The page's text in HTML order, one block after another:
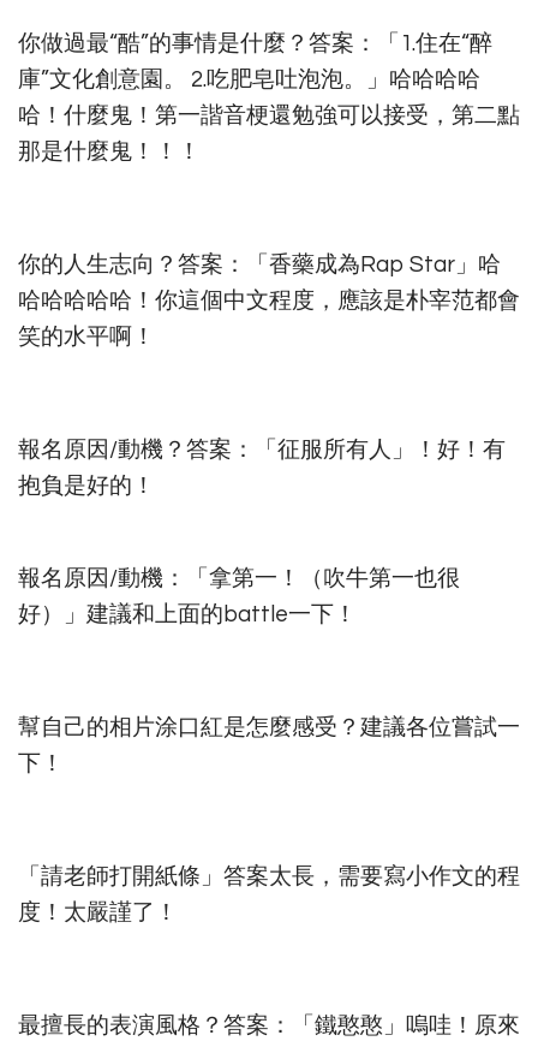
你做過最“酷”的事情是什麼？答案：「1.住在“醉
庫”文化創意園。 2.吃肥皂吐泡泡。」哈哈哈哈
哈！什麼鬼！第一諧音梗還勉強可以接受，第二點
那是什麼鬼！！！
你的人生志向？答案：「香藥成為Rap Star」哈
哈哈哈哈哈！你這個中文程度，應該是朴宰范都會
笑的水平啊！
報名原因/動機？答案：「征服所有人」！好！有
抱負是好的！
報名原因/動機：「拿第一！（吹牛第一也很
好）」建議和上面的battle一下！
幫自己的相片涂口紅是怎麼感受？建議各位嘗試一
下！
「請老師打開紙條」答案太長，需要寫小作文的程
度！太嚴謹了！
最擅長的表演風格？答案：「鐵憨憨」嗚哇！原來